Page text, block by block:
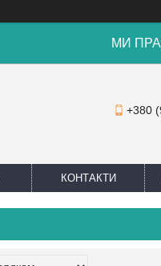
МИ
+380
КОНТАКТИ